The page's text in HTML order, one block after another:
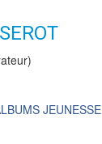
JEUNESSE